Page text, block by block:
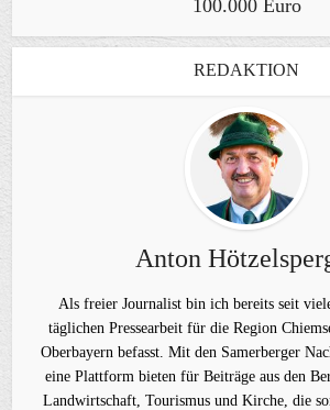
100.000 Euro
REDAKTION
Anton
Als freier Journalist bin ich bereits seit
täglichen Pressearbeit für die Region
Oberbayern befasst. Mit den Samerberger
eine Plattform bieten für Beiträge aus den
Landwirtschaft, Tourismus und Kirche, die